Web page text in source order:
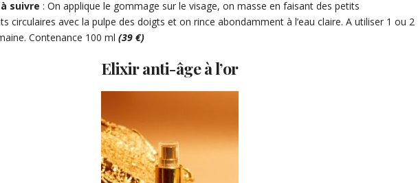
suivre : On applique le gommage sur le visage, on masse en faisant des petits
circulaires avec la pulpe des doigts et on rince abondamment à l’eau claire. A utiliser 1 ou 2
Contenance 100 ml (39 €)
Elixir anti-âge à l’or